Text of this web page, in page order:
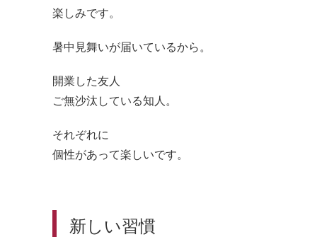
楽しみです。
暑中見舞いが届いているから。
開業した友人
ご無沙汰している知人。
それぞれに
個性があって楽しいです。
新しい習慣